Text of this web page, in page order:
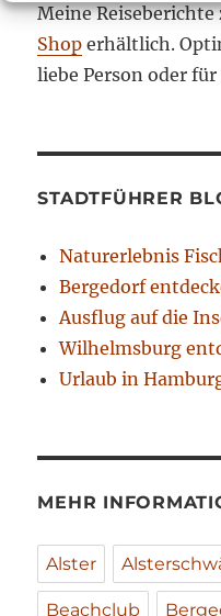
Meine
Shop erhältlich.
liebe Person oder
STADTFÜHRER
Naturerlebnis
Bergedorf
Ausflug auf die
Wilhelmsburg
Urlaub in
MEHR
Alster
Beachclub